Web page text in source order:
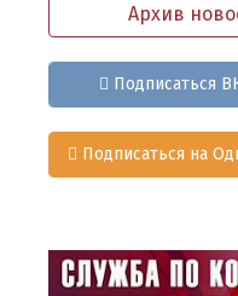
Архив
Подписаться
Подписаться на